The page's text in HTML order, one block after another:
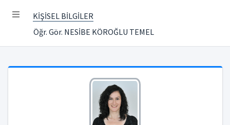
KİŞİSEL BİLGİLER
Öğr. Gör. NESİBE KÖROĞLU TEMEL